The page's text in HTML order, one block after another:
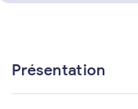
Présentation